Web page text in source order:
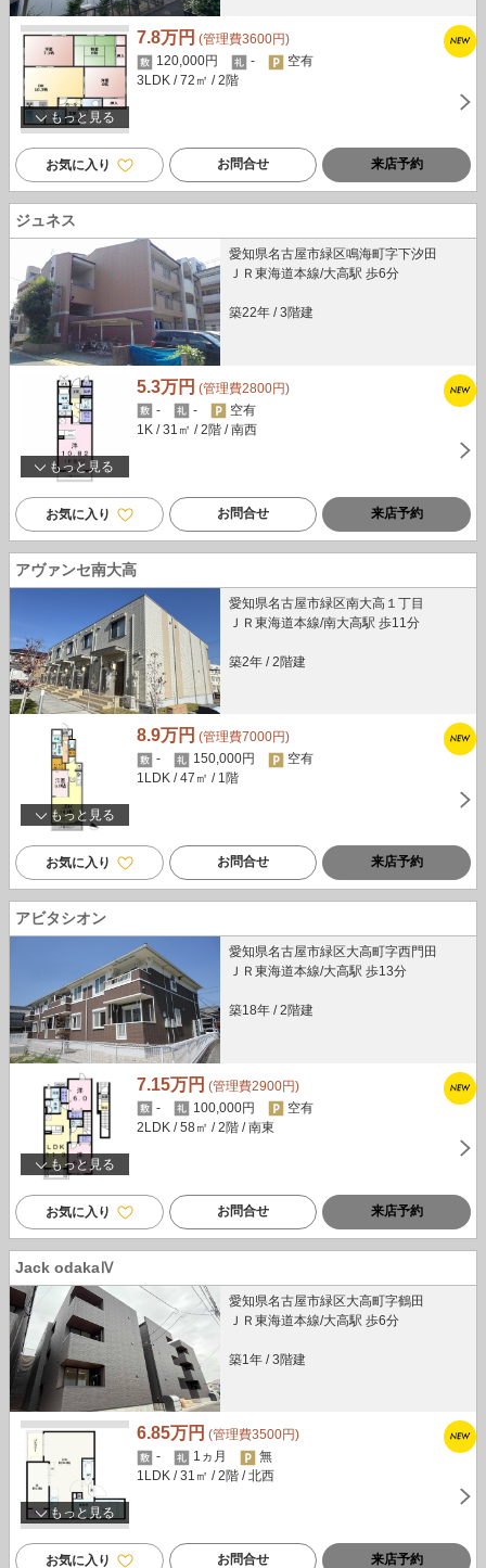
もっと見る
7.8万円 (管理費3600円)
120,000円
-
空有
3LDK / 72㎡ / 2階
お気に入り お問合せ 来店予約
ジュネス
愛知県名古屋市緑区鳴海町字下汐田
ＪＲ東海道本線/大高駅 歩6分
築22年 / 3階建
もっと見る
5.3万円 (管理費2800円)
-
-
空有
1K / 31㎡ / 2階 / 南西
お気に入り お問合せ 来店予約
アヴァンセ南大高
愛知県名古屋市緑区南大高１丁目
ＪＲ東海道本線/南大高駅 歩11分
築2年 / 2階建
もっと見る
8.9万円 (管理費7000円)
-
150,000円
空有
1LDK / 47㎡ / 1階
お気に入り お問合せ 来店予約
アビタシオン
愛知県名古屋市緑区大高町字西門田
ＪＲ東海道本線/大高駅 歩13分
築18年 / 2階建
もっと見る
7.15万円 (管理費2900円)
-
100,000円
空有
2LDK / 58㎡ / 2階 / 南東
お気に入り お問合せ 来店予約
Jack odakaⅣ
愛知県名古屋市緑区大高町字鶴田
ＪＲ東海道本線/大高駅 歩6分
築1年 / 3階建
もっと見る
6.85万円 (管理費3500円)
-
1ヵ月
無
1LDK / 31㎡ / 2階 / 北西
お気に入り お問合せ 来店予約